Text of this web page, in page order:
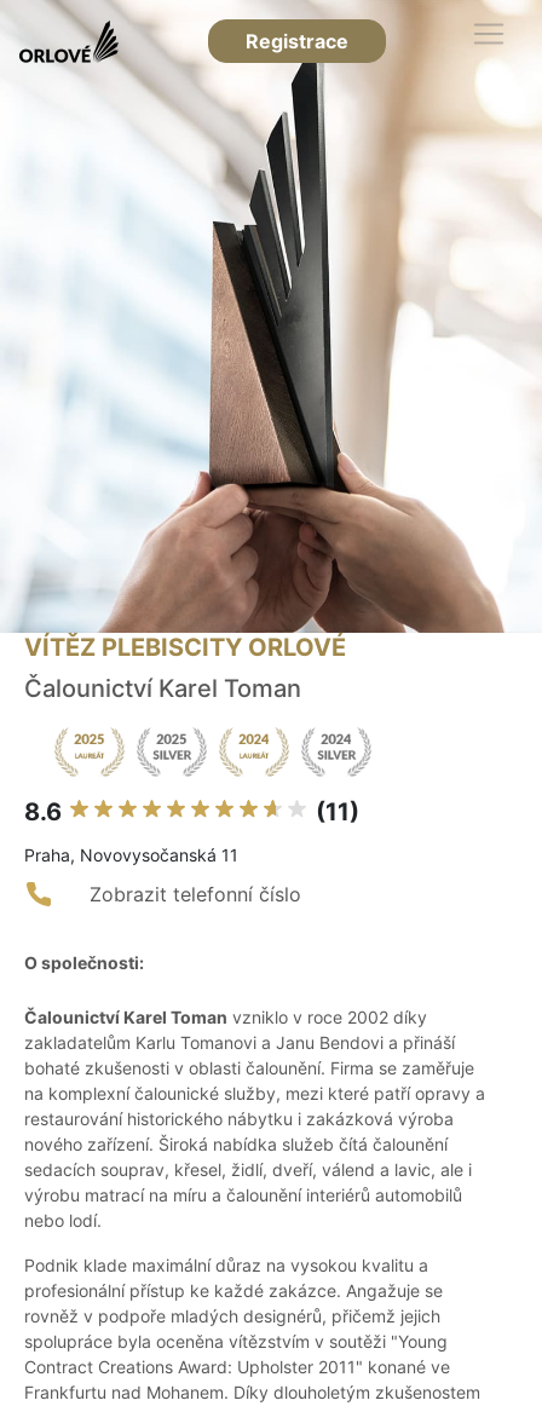
Registrace
VÍTĚZ PLEBISCITY ORLOVÉ
Čalounictví Karel Toman
8.6 (11)
Praha, Novovysočanská 11
Zobrazit telefonní číslo
O společnosti:
Čalounictví Karel Toman vzniklo v roce 2002 díky
zakladatelům Karlu Tomanovi a Janu Bendovi a přináší
bohaté zkušenosti v oblasti čalounění. Firma se zaměřuje
na komplexní čalounické služby, mezi které patří opravy a
restaurování historického nábytku i zakázková výroba
nového zařízení. Široká nabídka služeb čítá čalounění
sedacích souprav, křesel, židlí, dveří, válend a lavic, ale i
výrobu matrací na míru a čalounění interiérů automobilů
nebo lodí.
Podnik klade maximální důraz na vysokou kvalitu a
profesionální přístup ke každé zakázce. Angažuje se
rovněž v podpoře mladých designérů, přičemž jejich
spolupráce byla oceněna vítězstvím v soutěži "Young
Contract Creations Award: Upholster 2011" konané ve
Frankfurtu nad Mohanem. Díky dlouholetým zkušenostem